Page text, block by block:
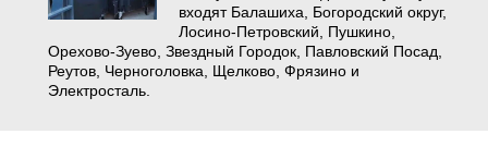
входят Балашиха, Богородский округ,
Лосино-Петровский, Пушкино,
Орехово-Зуево, Звездный Городок, Павловский Посад,
Реутов, Черноголовка, Щелково, Фрязино и
Электросталь.